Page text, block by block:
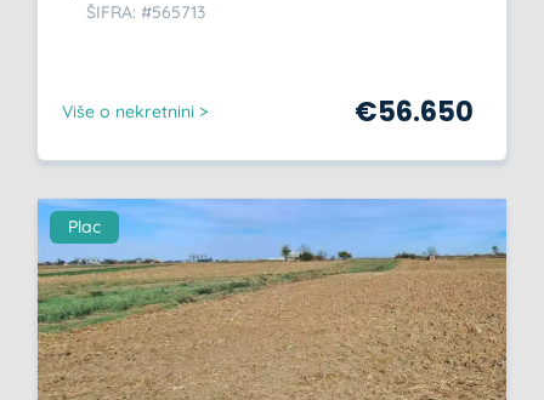
ŠIFRA: #565713
Više o nekretnini > €56.650
Plac